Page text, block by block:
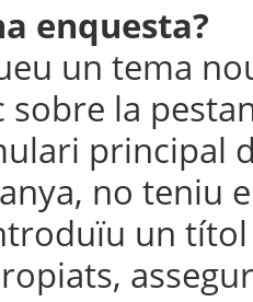
enquesta?
un tema
la
principal
no teniu
un